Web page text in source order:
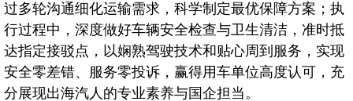
过多轮沟通细化运输需求，科学制定最优保障方案；执
行过程中，深度做好车辆安全检查与卫生清洁，准时抵
达指定接驳点，以娴熟驾驶技术和贴心周到服务，实现
安全零差错、服务零投诉，赢得用车单位高度认可，充
分展现出海汽人的专业素养与国企担当。